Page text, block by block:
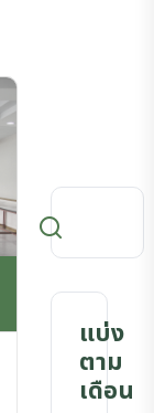
แบ่ง
ตาม
เดือน